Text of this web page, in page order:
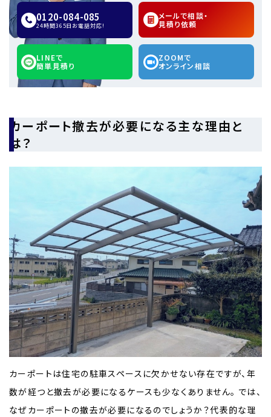
0120-084-085
24時間365日お電話対応!
メールで相談・
見積り依頼
LINEで
簡単見積り
ZOOMで
オンライン相談
カーポート撤去が必要になる主な理由と
は？
カーポートは住宅の駐車スペースに欠かせない存在ですが、年
数が経つと撤去が必要になるケースも少なくありません。 では、
なぜカーポートの撤去が必要になるのでしょうか？代表的な理